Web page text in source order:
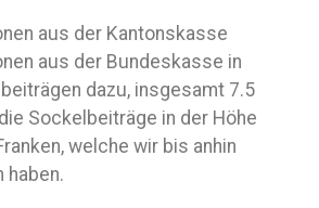
aus der Kantonskasse
aus der Bundeskasse in
dazu, insgesamt 7.5
Sockelbeiträge in der Höhe
welche wir bis anhin
haben.